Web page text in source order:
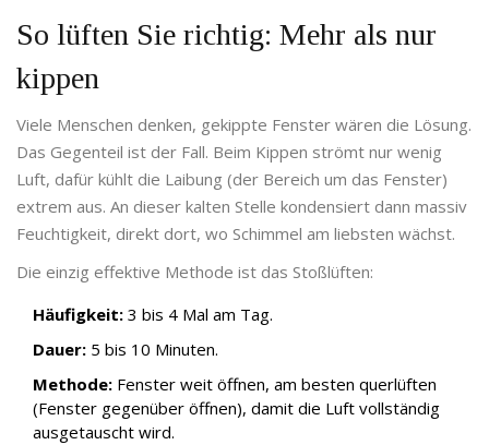
So lüften Sie richtig: Mehr als nur
kippen
Viele Menschen denken, gekippte Fenster wären die Lösung.
Das Gegenteil ist der Fall. Beim Kippen strömt nur wenig
Luft, dafür kühlt die Laibung (der Bereich um das Fenster)
extrem aus. An dieser kalten Stelle kondensiert dann massiv
Feuchtigkeit, direkt dort, wo Schimmel am liebsten wächst.
Die einzig effektive Methode ist das Stoßlüften:
Häufigkeit: 3 bis 4 Mal am Tag.
Dauer: 5 bis 10 Minuten.
Methode: Fenster weit öffnen, am besten querlüften
(Fenster gegenüber öffnen), damit die Luft vollständig
ausgetauscht wird.